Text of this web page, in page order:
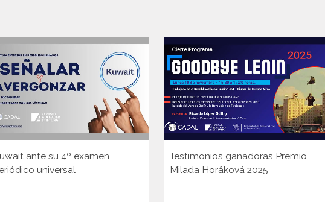
ante su 4º examen
universal
Testimonios ganadoras Premio
Milada Horáková 2025